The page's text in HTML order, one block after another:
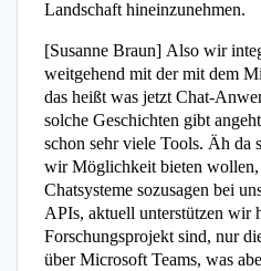
Landschaft hineinzunehmen.
[Susanne Braun] Also wir
weitgehend mit der mit dem
das heißt was jetzt Chat-
solche Geschichten gibt
schon sehr viele Tools. Äh da
wir Möglichkeit bieten wollen,
Chatsysteme sozusagen bei
APIs, aktuell unterstützen wir
Forschungsprojekt sind, nur
über Microsoft Teams, was